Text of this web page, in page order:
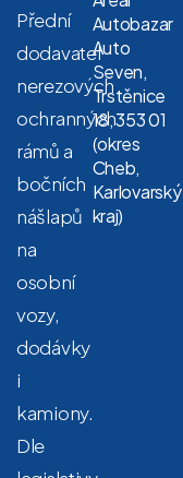
Přední
dodavatel
nerezových
ochranných
rámů a
bočních
nášlapů
na
osobní
vozy,
dodávky
i
kamiony.
Dle
Autobazar
Auto
Seven,
Trstěnice
18, 353 01
(okres
Cheb,
Karlovarský
kraj)